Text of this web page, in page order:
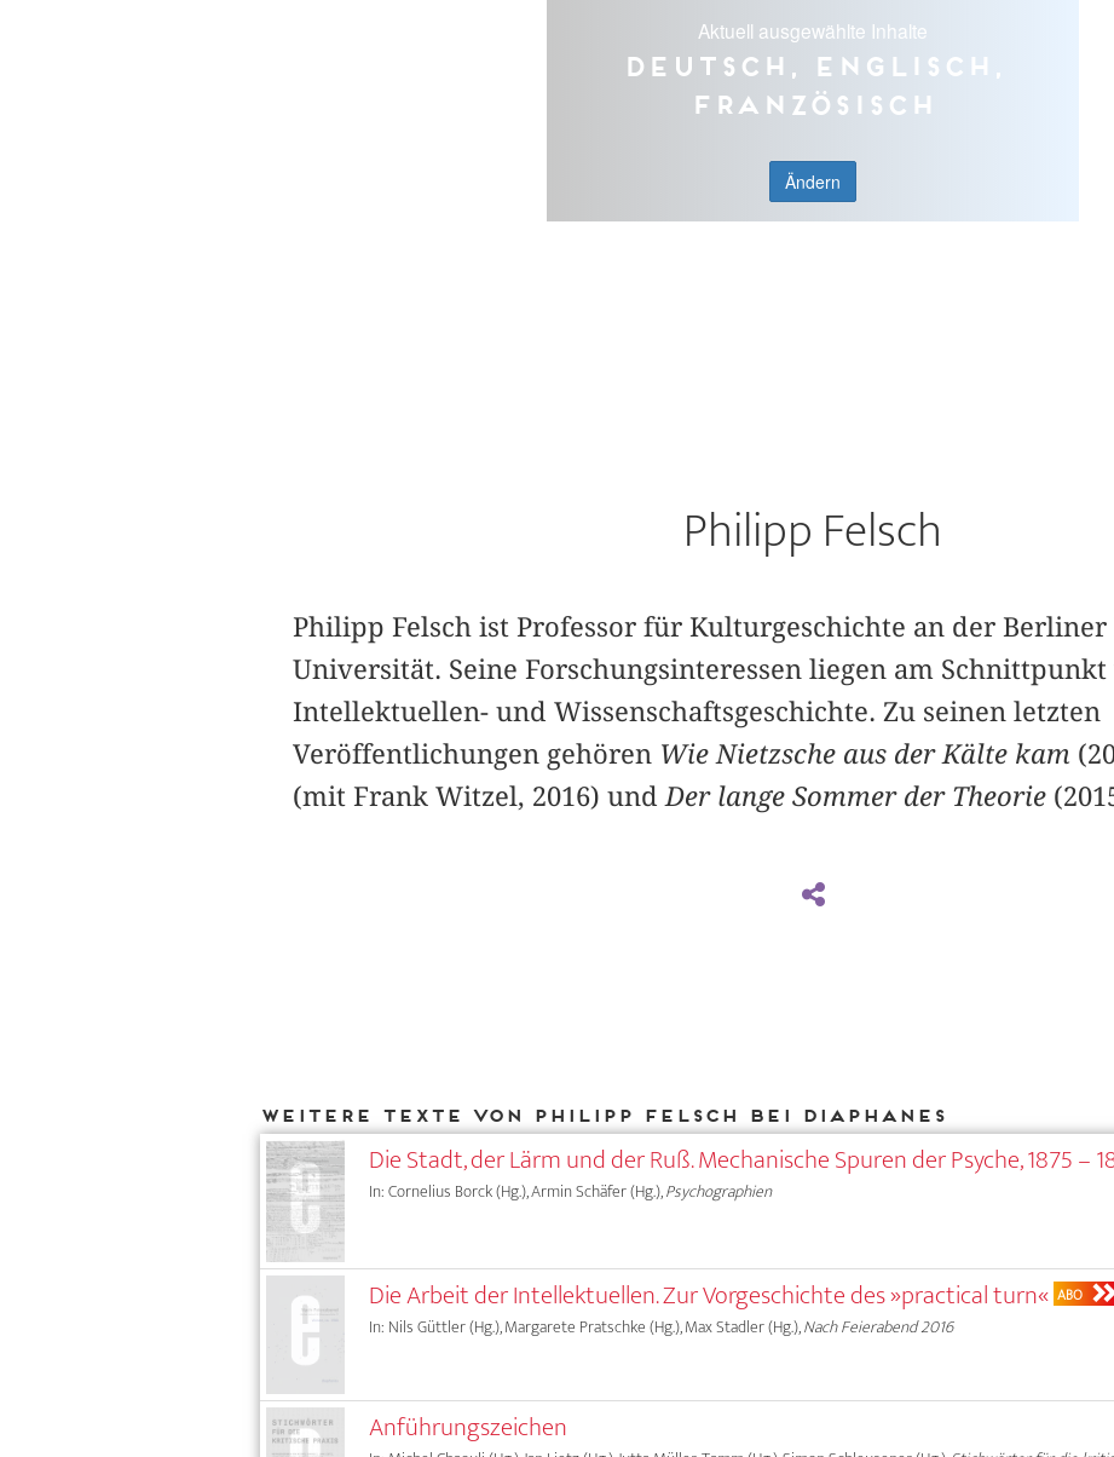
Aktuell ausgewählte Inhalte
Deutsch, Englisch,
Französisch
Ändern
Philipp Felsch
Philipp Felsch ist Professor für Kulturgeschichte an der
Universität. Seine Forschungsinteressen liegen am
Intellektuellen- und Wissenschaftsgeschichte. Zu seinen letzten
Veröffentlichungen gehören Wie Nietzsche aus der Kälte kam
(mit Frank Witzel, 2016) und Der lange Sommer der Theorie
Weitere Texte von Philipp Felsch bei DIAPHANES
Die Stadt, der Lärm und der Ruß. Mechanische Spuren der Psyche, 1875 –
In: Cornelius Borck (Hg.), Armin Schäfer (Hg.),Psychographien
Die Arbeit der Intellektuellen. Zur Vorgeschichte des »practical turn« ABO
In: Nils Güttler (Hg.), Margarete Pratschke (Hg.), Max Stadler (Hg.),Nach Feierabend 2016
Anführungszeichen